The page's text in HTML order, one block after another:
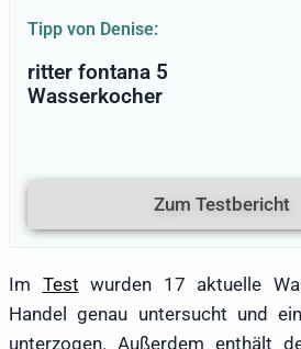
der
Folgenden
Tipp von Denise:
ritter fontana 5
Wasserkocher
Zum Testbericht
Im Test wurden 17 aktuelle
Handel genau untersucht und
unterzogen. Außerdem enthält